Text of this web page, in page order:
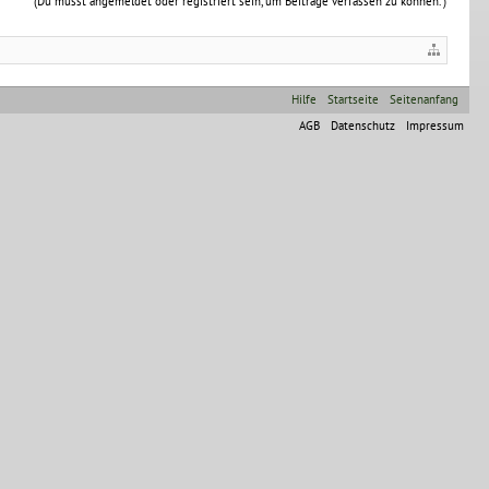
Hilfe Startseite
Seitenanfang
AGB
Datenschutz Impressum